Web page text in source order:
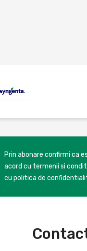
Prin abonare confirmi ca
acord cu termenii si
cu politica de